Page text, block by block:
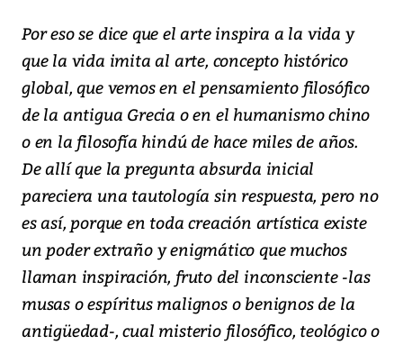
Por eso se dice que el arte inspira a la vida y
que la vida imita al arte, concepto histórico
global, que vemos en el pensamiento filosófico
de la antigua Grecia o en el humanismo chino
o en la filosofía hindú de hace miles de años.
De allí que la pregunta absurda inicial
pareciera una tautología sin respuesta, pero no
es así, porque en toda creación artística existe
un poder extraño y enigmático que muchos
llaman inspiración, fruto del inconsciente -las
musas o espíritus malignos o benignos de la
antigüedad-, cual misterio filosófico, teológico o